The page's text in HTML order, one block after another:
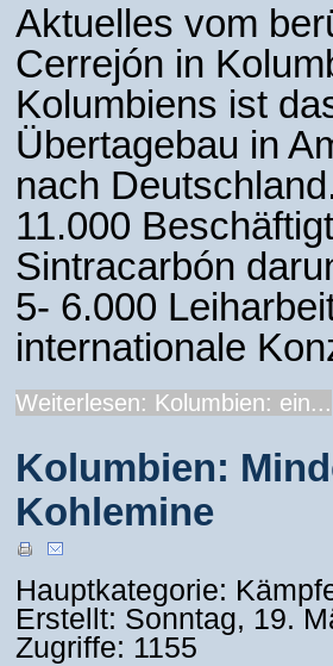
Aktuelles vom
Cerrejón in
Kolumbiens ist
Übertagebau in
nach
11.000
Sintracarbón
5- 6.000
internationale
Weiterlesen: Kolumbien: ein...
Kolumbien:
Kohlemine
Hauptkategorie:
Erstellt: Sonntag, 19.
Zugriffe: 1155